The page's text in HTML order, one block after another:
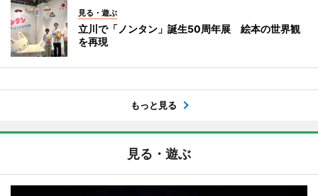
見る・遊ぶ
立川で「ノンタン」誕生50周年展 絵本の世界観
を再現
もっと見る
見る・遊ぶ